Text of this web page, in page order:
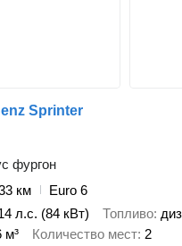
Sprinter
фургон
км
Euro 6
л.с. (84 кВт) Топливо
м³ Количество мест 2